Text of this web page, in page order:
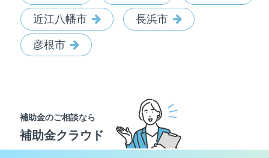
近江八幡市 長浜市
彦根市
補助金のご相談なら
補助金クラウド